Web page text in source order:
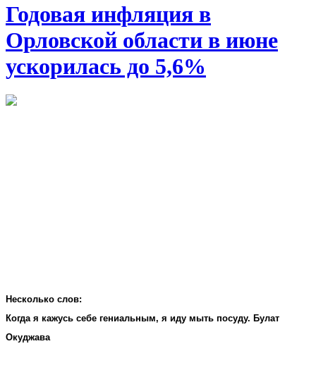
Годовая инфляция в
Орловской области в июне
ускорилась до 5,6%
Несколько слов:
Когда я кажусь себе гениальным, я иду мыть посуду. Булат
Окуджава